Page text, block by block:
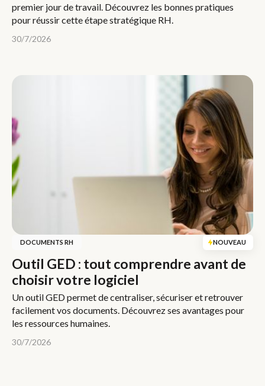
premier jour de travail. Découvrez les bonnes pratiques
pour réussir cette étape stratégique RH.
30/7/2026
DOCUMENTS RH NOUVEAU
Outil GED : tout comprendre avant de
choisir votre logiciel
Un outil GED permet de centraliser, sécuriser et retrouver
facilement vos documents. Découvrez ses avantages pour
les ressources humaines.
30/7/2026